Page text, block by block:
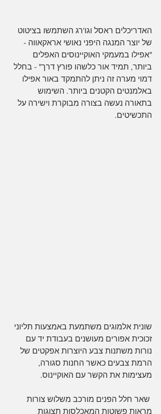
האדריכלים ראסל וגו'רג השתמשו בציטוט
של יוצר המנגה היפני נאושי אראקאווה -
"אפילו במעמקי האוקיינוסים האפלים
ביותר, תמיד אור כלשהו פורץ דרך" - בחלל
דמוי מערה זה ניתן להתמקד באור אפילו
באלמנטים הקטנים ביותר. השימוש
בתאורה נעשה בצורה מבוקרת וישירה על
התכשיטים.
שונית אלמוגים משתמעת באמצעות תליוני
זכוכית אפורים מעושנים בעבודת יד עם
נורות משתנות צבע היוצרות אפקטים של
הרמת צבעים כאשר החנות סגורה,
מעצימות את הקשר עם האוקיינוס.
שאר חלל הפנים מורכב משלוש צורות
מראות פשוטות המאכלסות תצוגות